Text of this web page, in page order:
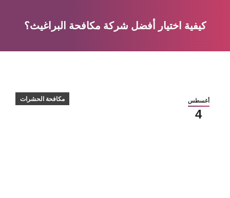
كيفية اختيار أفضل شركة مكافحة البراغيث؟
أغسطس
4
مكافحة الحشرات